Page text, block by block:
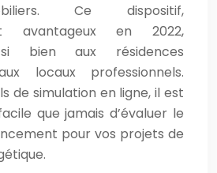
Ce dispositif,
avantageux en 2022,
bien aux résidences
locaux professionnels.
de simulation en ligne, il est
que jamais d’évaluer le
pour vos projets de